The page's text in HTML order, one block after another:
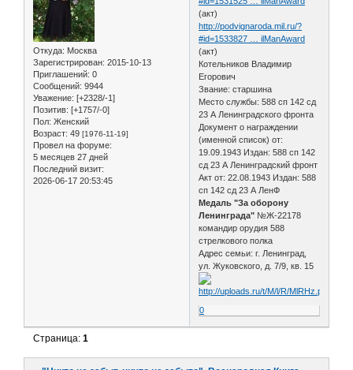
Откуда: Москва
Зарегистрирован: 2015-10-13
Приглашений: 0
Сообщений: 9944
Уважение: [+2328/-1]
Позитив: [+1757/-0]
Пол: Женский
Возраст: 49 [1976-11-19]
Провел на форуме:
5 месяцев 27 дней
Последний визит:
2026-06-17 20:53:45
(акт)
http://podvignaroda.mil.ru/?
#id=1533827 … ilManAward
(акт)
Котельников Владимир
Егорович
Звание: старшина
Место службы: 588 сп 142 сд
23 А Ленинградского фронта
Документ о награждении
(именной список) от:
19.09.1943 Издан: 588 сп 142
сд 23 А Ленинградский фронт
Акт от: 22.08.1943 Издан: 588
сп 142 сд 23 А ЛенФ
Медаль "За оборону
Ленинграда" №Ж-22178
командир орудия 588
стрелкового полка
Адрес семьи: г. Ленинград,
ул. Жуковского, д. 7/9, кв. 15
0
Страница:1